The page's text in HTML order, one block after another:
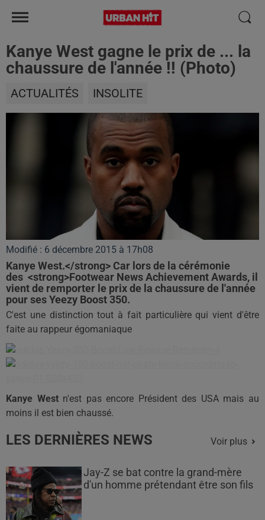
Kanye West gagne le prix de ... la
chaussure de l'année !! (Photo)
ACTUALITÉS INSOLITE
Modifié : 6 décembre 2015 à 17h08
Kanye West.</strong> Car lors de la cérémonie
des <strong>Footwear News Achievement Awards, il
vient de remporter le prix de la chaussure de l'année
pour ses Yeezy Boost 350.
C'est une distinction tout à fait particulière qui vient d'être
faite au rappeur égomaniaque
Kanye Westn'est pas encore Président des USA mais au
moins il est bien chaussé.
LES DERNIÈRES NEWS Voir plus
Jay-Z se bat contre la grand-mère
d'un homme prétendant être son fils